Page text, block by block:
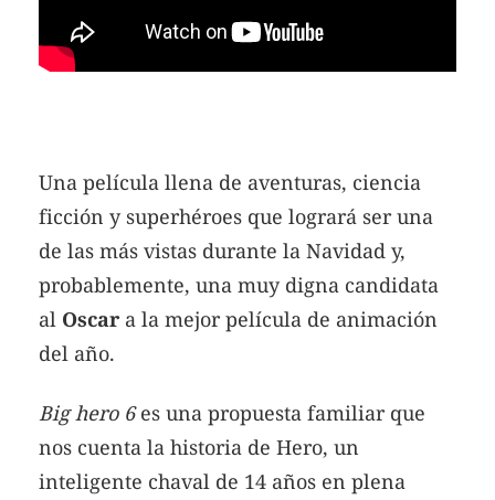
Una película llena de aventuras, ciencia
ficción y superhéroes que logrará ser una
de las más vistas durante la Navidad y,
probablemente, una muy digna candidata
al Oscar a la mejor película de animación
del año.
Big hero 6es una propuesta familiar que
nos cuenta la historia de Hero, un
inteligente chaval de 14 años en plena